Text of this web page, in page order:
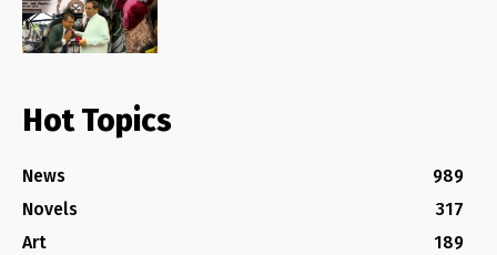
Hot Topics
News
989
Novels
317
Art
189